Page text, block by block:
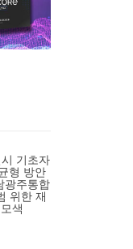
기초자
형 방안
광주통합
위한 재
색